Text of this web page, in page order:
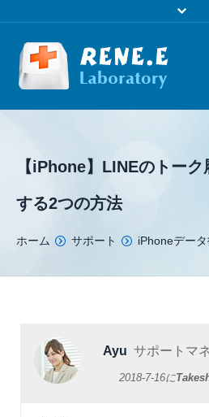
【iPhone】LINEのトー
する2つの方法
You are here:
ホーム サポート iPhoneデー
Ayu サポートマ
2018-7-16に